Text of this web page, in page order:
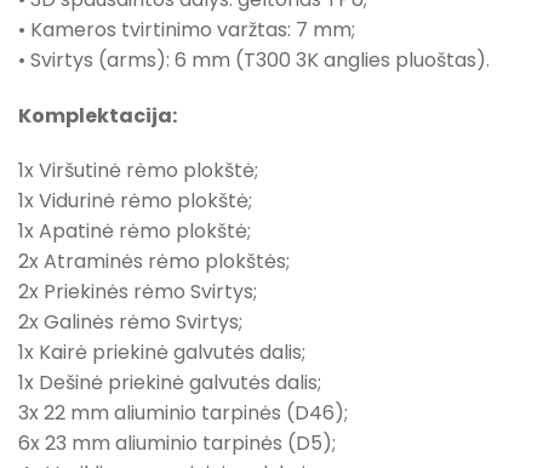
• Kameros tvirtinimo varžtas: 7 mm;
• Svirtys (arms): 6 mm (T300 3K anglies pluoštas).
Komplektacija:
1x Viršutinė rėmo plokštė;
1x Vidurinė rėmo plokštė;
1x Apatinė rėmo plokštė;
2x Atraminės rėmo plokštės;
2x Priekinės rėmo Svirtys;
2x Galinės rėmo Svirtys;
1x Kairė priekinė galvutės dalis;
1x Dešinė priekinė galvutės dalis;
3x 22 mm aliuminio tarpinės (D46);
6x 23 mm aliuminio tarpinės (D5);